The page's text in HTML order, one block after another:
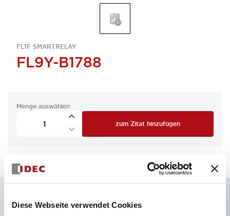
Diese Webseite verwendet Cookies
FL1F SMARTRELAY
FL9Y-B1788
Menge auswählen
zum Zitat hinzufügen